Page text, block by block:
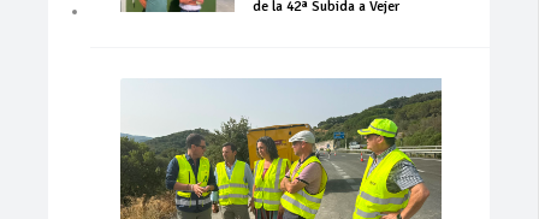
de la 42ª Subida a Vejer